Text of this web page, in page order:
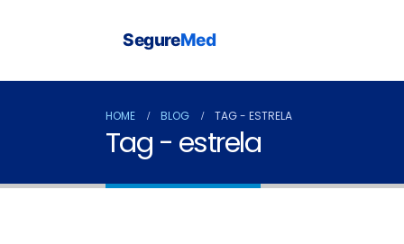
SegureMed
HOME BLOG TAG - ESTRELA
Tag - estrela